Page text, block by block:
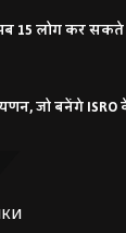
15 लोग कर
जो बनेंगे